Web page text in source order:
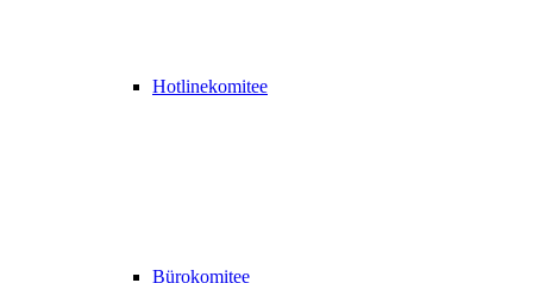
Hotlinekomitee
Bürokomitee